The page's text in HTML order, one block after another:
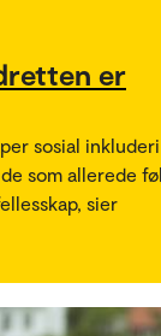
er
sosial
som allerede
sier